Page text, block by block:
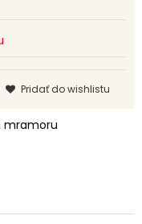
Pridať do wishlistu
mramoru